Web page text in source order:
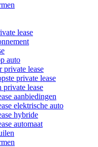
lease
auto
private lease
private lease
private lease
aanbiedingen
elektrische auto
hybride
automaat